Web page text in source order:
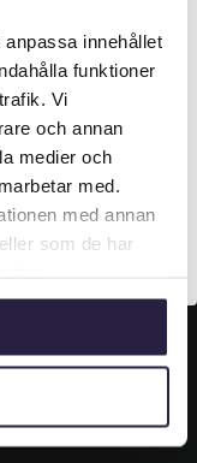
innehållet
funktioner
Vi
och annan
medier och
med.
med annan
som de har
justera ditt val